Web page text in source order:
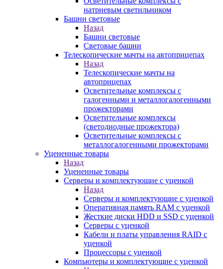
натриевым светильником
Башни световые
Назад
Башни световые
Световые башни
Телескопические мачты на автоприцепах
Назад
Телескопические мачты на
автоприцепах
Осветительные комплексы с
галогенными и металлогалогенными
прожекторами
Осветительные комплексы
(светодиодные прожектора)
Осветительные комплексы с
металлогалогенными прожекторами
Уцененные товары
Назад
Уцененные товары
Серверы и комплектующие с уценкой
Назад
Серверы и комплектующие с уценкой
Оперативная память RAM с уценкой
Жесткие диски HDD и SSD с уценкой
Серверы с уценкой
Кабели и платы управления RAID с
уценкой
Процессоры с уценкой
Компьютеры и комплектующие с уценкой